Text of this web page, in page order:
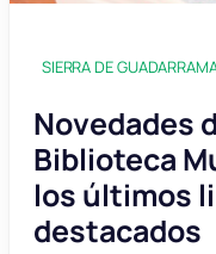
SIERRA DE
Novedades
Biblioteca
los últimos
destacados